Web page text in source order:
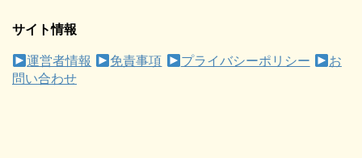
サイト情報
運営者情報
免責事項 プライバシーポリシー
お
問い合わせ